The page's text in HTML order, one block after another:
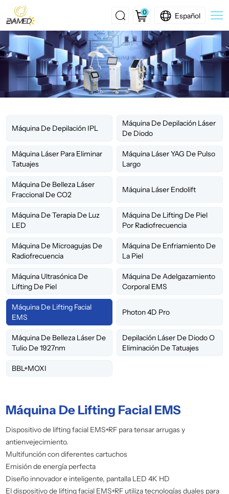
0 Español
EMS
Facial
Lifting
Machine
Máquina De Depilación IPL
Máquina De Depilación Láser
De Diodo
Máquina Láser Para Eliminar
Tatuajes
Máquina Láser YAG De Pulso
Largo
Máquina De Belleza Láser
Fraccional De CO2
Máquina Láser Endolift
Máquina De Terapia De Luz
LED
Máquina De Lifting De Piel
Por Radiofrecuencia
Máquina De Microagujas De
Radiofrecuencia
Máquina De Enfriamiento De
La Piel
Máquina Ultrasónica De
Lifting De Piel
Máquina De Adelgazamiento
Corporal EMS
Máquina De Lifting Facial
EMS
Photon 4D Pro
Máquina De Belleza Láser De
Tulio De 1927nm
Depilación Láser De Diodo O
Eliminación De Tatuajes
BBL+MOXI
Máquina De Lifting Facial EMS
Dispositivo de lifting facial EMS+RF para tensar arrugas y
antienvejecimiento.
Multifunción con diferentes cartuchos
Emisión de energía perfecta
Diseño innovador e inteligente, pantalla LED 4K HD
El dispositivo de lifting facial EMS+RF utiliza tecnologías duales para